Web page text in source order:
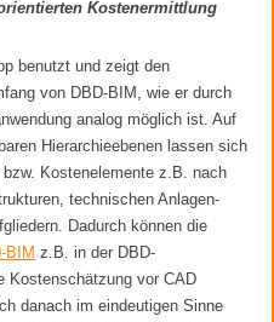
Kostenermittlung
benutzt und zeigt den
von DBD-BIM, wie er durch
analog möglich ist. Auf
Hierarchieebenen lassen sich
Kostenelemente z.B. nach
technischen Anlagen-
Dadurch können die
BIM z.B. in der DBD-
Kostenschätzung vor CAD
danach im eindeutigen Sinne